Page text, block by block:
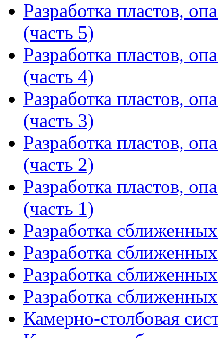
Разработка пластов,
(часть 5)
Разработка пластов,
(часть 4)
Разработка пластов,
(часть 3)
Разработка пластов,
(часть 2)
Разработка пластов,
(часть 1)
Разработка
Разработка
Разработка
Разработка
Камерно-столбовая